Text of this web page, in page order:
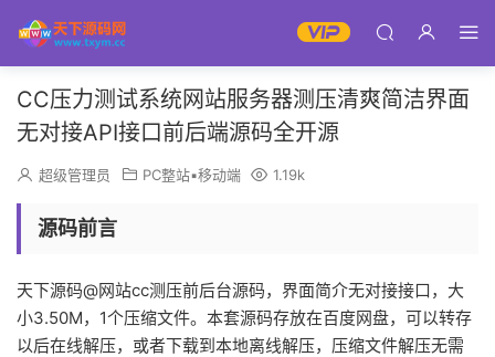
CC压力测试系统网站服务器测压清爽简洁界面
无对接API接口前后端源码全开源
超级管理员 PC整站▪移动端 1.19k
源码前言
天下源码@网站cc测压前后台源码，界面简介无对接接口，大
小3.50M，1个压缩文件。本套源码存放在百度网盘，可以转存
以后在线解压，或者下载到本地离线解压，压缩文件解压无需